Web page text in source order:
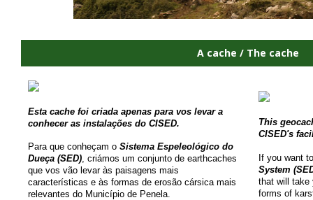
A cache / The cache
Esta cache foi criada apenas para vos levar a
conhecer as instalações do CISED.
Para que conheçam o Sistema Espeleológico do
Dueça (SED) , criámos um conjunto de earthcaches
que vos vão levar às paisagens mais
características e às formas de erosão cársica mais
relevantes do Município de Penela.
This
CISED's
If you want
System
that will take
forms of